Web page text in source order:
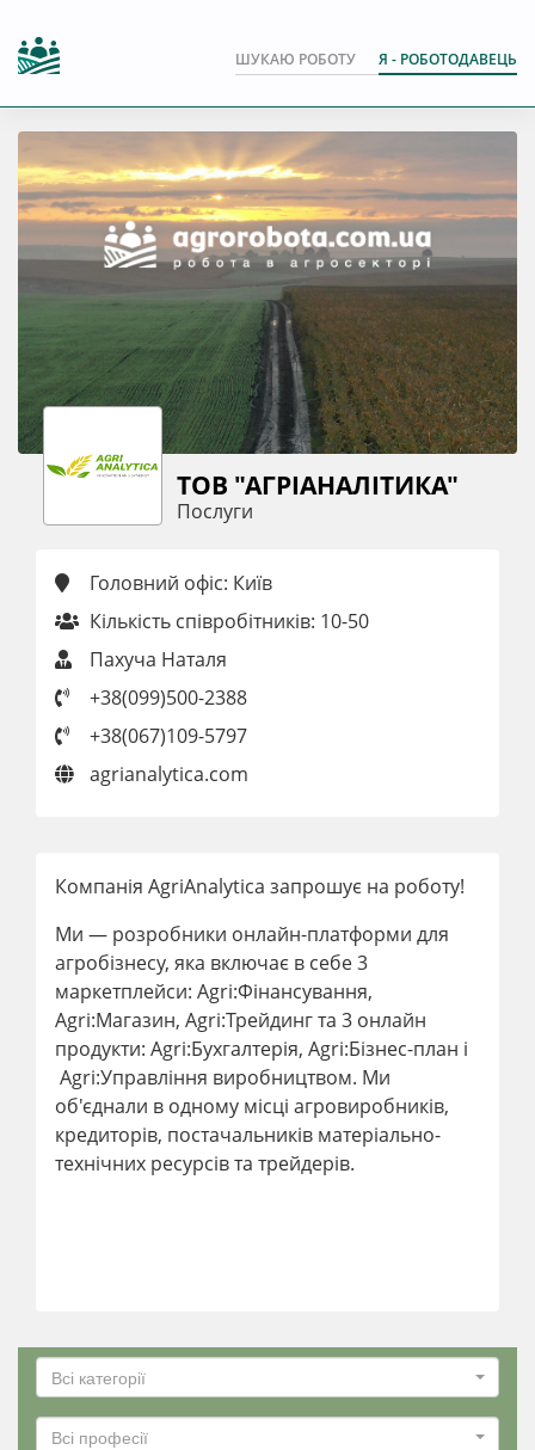
ШУКАЮ РОБОТУ Я - РОБОТОДАВЕЦЬ
ТОВ "АГРІАНАЛІТИКА"
Послуги
Головний офіс: Київ
Кількість співробітників: 10-50
Пахуча Наталя
+38(099)500-2388
+38(067)109-5797
agrianalytica.com
Компанія AgriAnalytica запрошує на роботу!
Ми — розробники онлайн-платформи для
агробізнесу, яка включає в себе 3
маркетплейси: Agri:Фінансування,
Agri:Магазин, Agri:Трейдинг та 3 онлайн
продукти: Agri:Бухгалтерія, Agri:Бізнес-план і
Agri:Управління виробництвом. Ми
об'єднали в одному місці агровиробників,
кредиторів, постачальників матеріально-
технічних ресурсів та трейдерів.
Всі категорії
Всі професії